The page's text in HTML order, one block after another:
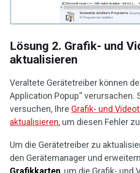
Lösung 2. Grafik- und
aktualisieren
Veraltete Gerätetreiber können
Application Popup“ verursachen.
versuchen, Ihre Grafik- und
aktualisieren, um diesen Fehler
Um die Gerätetreiber zu
den Gerätemanager und